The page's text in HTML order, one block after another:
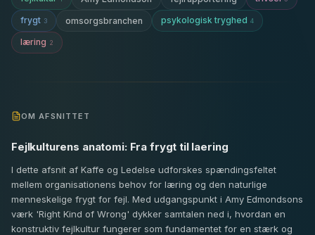
frygt 3 omsorgsbranchen psykologisk tryghed 4
læring 2
OM AFSNITTET
Fejlkulturens anatomi: Fra frygt til laering
I dette afsnit af Kaffe og Ledelse udforskes spændingsfeltet
mellem organisationens behov for læring og den naturlige
menneskelige frygt for fejl. Med udgangspunkt i Amy Edmondsons
værk 'Right Kind of Wrong' dykker samtalen ned i, hvordan en
konstruktiv fejlkultur fungerer som fundamentet for en stærk og